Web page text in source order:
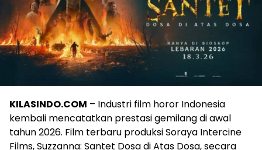
KILASINDO.COM – Industri film horor Indonesia
kembali mencatatkan prestasi gemilang di awal
tahun 2026. Film terbaru produksi Soraya Intercine
Films, Suzzanna: Santet Dosa di Atas Dosa, secara